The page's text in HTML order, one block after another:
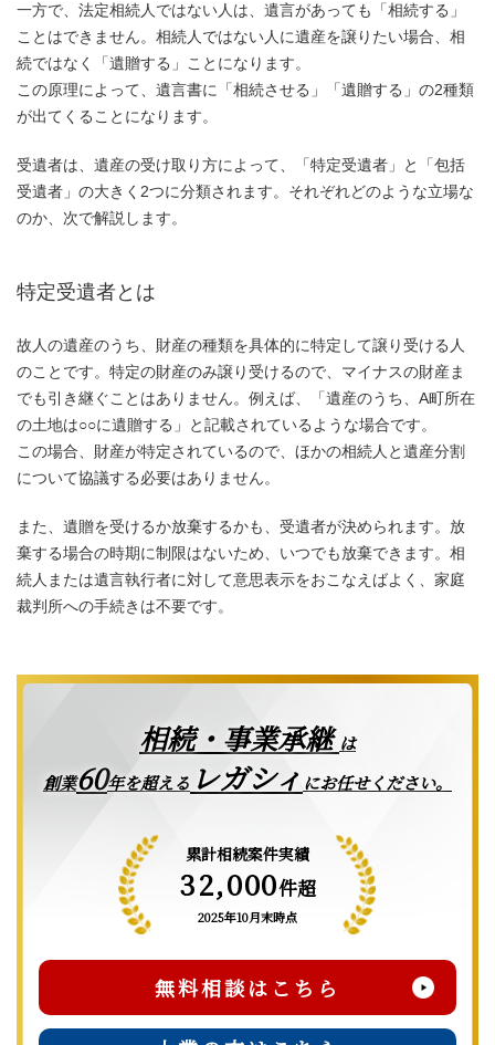
一方で、法定相続人ではない人は、遺言があっても「相続する」
ことはできません。相続人ではない人に遺産を譲りたい場合、相
続ではなく「遺贈する」ことになります。
この原理によって、遺言書に「相続させる」「遺贈する」の2種類
が出てくることになります。
受遺者は、遺産の受け取り方によって、「特定受遺者」と「包括
受遺者」の大きく2つに分類されます。それぞれどのような立場な
のか、次で解説します。
特定受遺者とは
故人の遺産のうち、財産の種類を具体的に特定して譲り受ける人
のことです。特定の財産のみ譲り受けるので、マイナスの財産ま
でも引き継ぐことはありません。例えば、「遺産のうち、A町所在
の土地は○○に遺贈する」と記載されているような場合です。
この場合、財産が特定されているので、ほかの相続人と遺産分割
について協議する必要はありません。
また、遺贈を受けるか放棄するかも、受遺者が決められます。放
棄する場合の時期に制限はないため、いつでも放棄できます。相
続人または遺言執行者に対して意思表示をおこなえばよく、家庭
裁判所への手続きは不要です。
相続・事業承継は
創業60年を超える レガシィ にお任せください。
累計相続案件実績
32,000件超
2025年10月末時点
無料相談はこちら